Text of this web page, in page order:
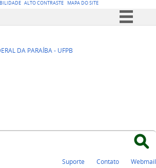
ALTO CONTRASTE MAPA DO SITE
Comunica BR
DA PARAÍBA - UFPB DE
Suporte Contato Webmail